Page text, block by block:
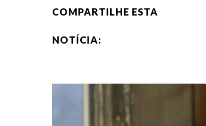
COMPARTILHE ESTA
NOTÍCIA: